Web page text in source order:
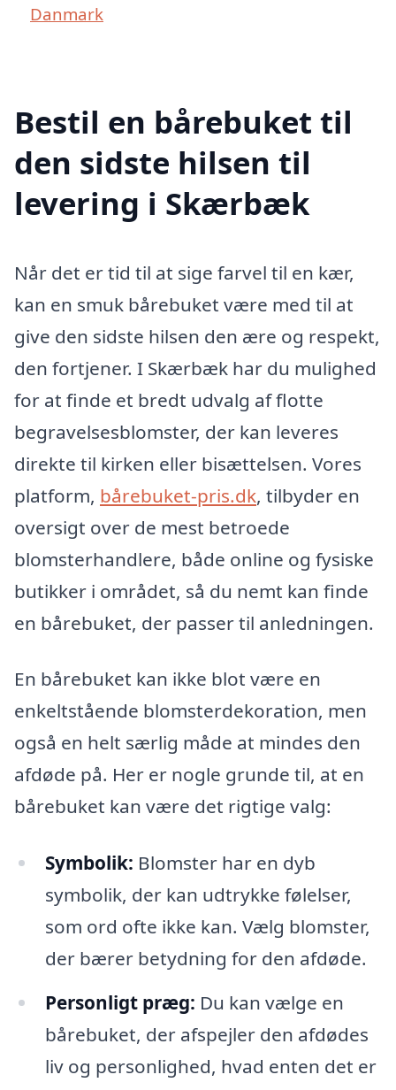
Danmark
Bestil en bårebuket til
den sidste hilsen til
levering i Skærbæk
Når det er tid til at sige farvel til en kær,
kan en smuk bårebuket være med til at
give den sidste hilsen den ære og respekt,
den fortjener. I Skærbæk har du mulighed
for at finde et bredt udvalg af flotte
begravelsesblomster, der kan leveres
direkte til kirken eller bisættelsen. Vores
platform, bårebuket-pris.dk, tilbyder en
oversigt over de mest betroede
blomsterhandlere, både online og fysiske
butikker i området, så du nemt kan finde
en bårebuket, der passer til anledningen.
En bårebuket kan ikke blot være en
enkeltstående blomsterdekoration, men
også en helt særlig måde at mindes den
afdøde på. Her er nogle grunde til, at en
bårebuket kan være det rigtige valg:
Symbolik: Blomster har en dyb
symbolik, der kan udtrykke følelser,
som ord ofte ikke kan. Vælg blomster,
der bærer betydning for den afdøde.
Personligt præg: Du kan vælge en
bårebuket, der afspejler den afdødes
liv og personlighed, hvad enten det er